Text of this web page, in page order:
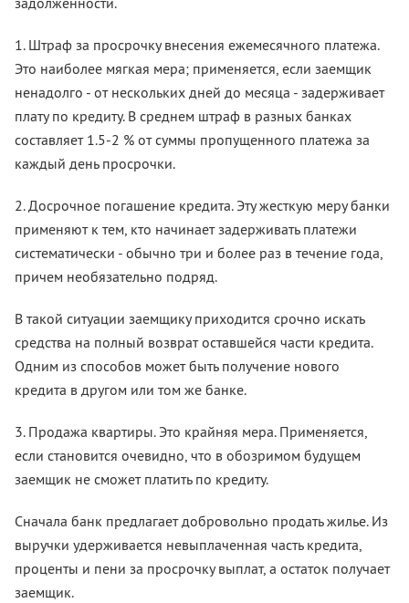
1. Штраф за просрочку внесения ежемесячного платежа.
Это наиболее мягкая мера; применяется, если заемщик
ненадолго - от нескольких дней до месяца - задерживает
плату по кредиту. В среднем штраф в разных банках
составляет 1.5-2 % от суммы пропущенного платежа за
каждый день просрочки.
2. Досрочное погашение кредита. Эту жесткую меру банки
применяют к тем, кто начинает задерживать платежи
систематически - обычно три и более раз в течение года,
причем необязательно подряд.
В такой ситуации заемщику приходится срочно искать
средства на полный возврат оставшейся части кредита.
Одним из способов может быть получение нового
кредита в другом или том же банке.
3. Продажа квартиры. Это крайняя мера. Применяется,
если становится очевидно, что в обозримом будущем
заемщик не сможет платить по кредиту.
Сначала банк предлагает добровольно продать жилье. Из
выручки удерживается невыплаченная часть кредита,
проценты и пени за просрочку выплат, а остаток получает
заемщик.